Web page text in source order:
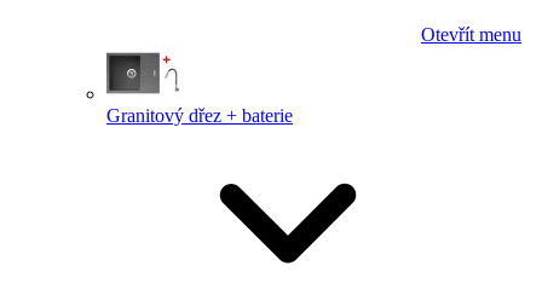
Otevřít menu
Granitový dřez + baterie